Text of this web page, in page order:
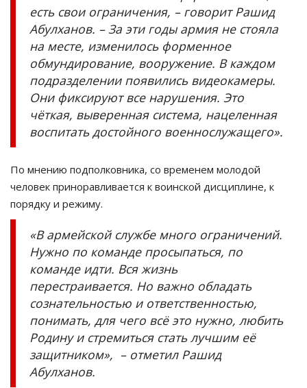
есть свои ограничения, – говорит Рашид
Абулханов. – За эти годы армия не стояла
на месте, изменилось форменное
обмундирование, вооружение. В каждом
подразделении появились видеокамеры.
Они фиксируют все нарушения. Это
чёткая, выверенная система, нацеленная
воспитать достойного военнослужащего».
По мнению подполковника, со временем молодой
человек приноравливается к воинской дисциплине, к
порядку и режиму.
«В армейской службе много ограничений.
Нужно по команде просыпаться, по
команде идти. Вся жизнь
перестраивается. Но важно обладать
сознательностью и ответственностью,
понимать, для чего всё это нужно, любить
Родину и стремиться стать лучшим её
защитником», – отметил Рашид
Абулханов.